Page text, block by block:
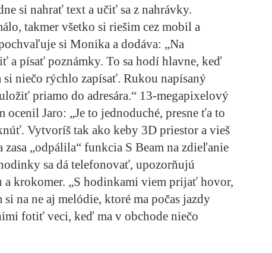
si nahrať text a učiť sa z nahrávky.
takmer všetko si riešim cez mobil a
si Monika a dodáva: „Na
a písať poznámky. To sa hodí hlavne, keď
niečo rýchlo zapísať. Rukou napísaný
priamo do adresára.“ 13-megapixelový
ocenil Jaro: „Je to jednoduché, presne ťa to
Vytvoríš tak ako keby 3D priestor a vieš
„odpálila“ funkcia S Beam na zdieľanie
sa dá telefonovať, upozorňujú
a krokomer. „S hodinkami viem prijať hovor,
si na ne aj melódie, ktoré ma počas jazdy
fotiť veci, keď ma v obchode niečo